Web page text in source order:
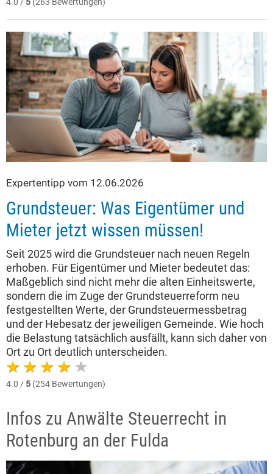
4.0 / 5 (263 Bewertungen)
Expertentipp vom 12.06.2026
Grundsteuer: Was Eigentümer und
Mieter jetzt wissen müssen!
Seit 2025 wird die Grundsteuer nach neuen Regeln
erhoben. Für Eigentümer und Mieter bedeutet das:
Maßgeblich sind nicht mehr die alten Einheitswerte,
sondern die im Zuge der Grundsteuerreform neu
festgestellten Werte, der Grundsteuermessbetrag
und der Hebesatz der jeweiligen Gemeinde. Wie hoch
die Belastung tatsächlich ausfällt, kann sich daher von
Ort zu Ort deutlich unterscheiden.
4.0 / 5 (254 Bewertungen)
Infos zu Anwälte Steuerrecht in
Rotenburg an der Fulda